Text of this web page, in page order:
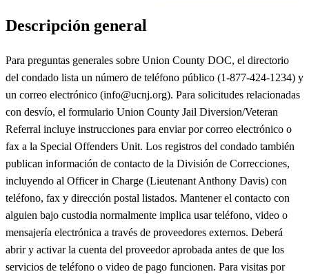
Descripción general
Para preguntas generales sobre Union County DOC, el directorio
del condado lista un número de teléfono público (1-877-424-1234) y
un correo electrónico (info@ucnj.org). Para solicitudes relacionadas
con desvío, el formulario Union County Jail Diversion/Veteran
Referral incluye instrucciones para enviar por correo electrónico o
fax a la Special Offenders Unit. Los registros del condado también
publican información de contacto de la División de Correcciones,
incluyendo al Officer in Charge (Lieutenant Anthony Davis) con
teléfono, fax y dirección postal listados. Mantener el contacto con
alguien bajo custodia normalmente implica usar teléfono, video o
mensajería electrónica a través de proveedores externos. Deberá
abrir y activar la cuenta del proveedor aprobada antes de que los
servicios de teléfono o video de pago funcionen. Para visitas por